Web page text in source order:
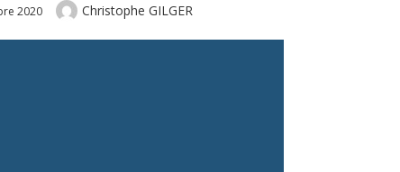
2020 Author
Christophe GILGER